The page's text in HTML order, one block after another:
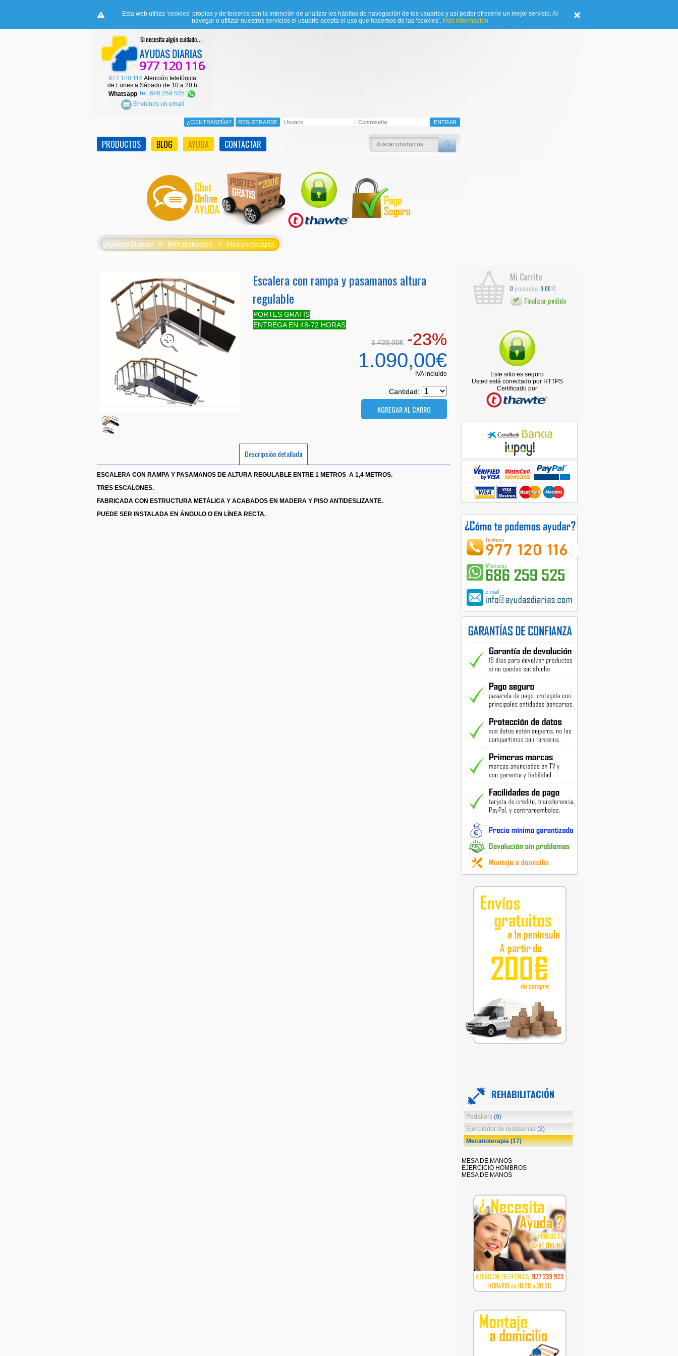
Esta web utiliza ‘cookies’ propias y de terceros con la intención de analizar los hábitos de navegación de los usuarios y así poder ofrecerle un mejor servicio. Al
navegar o utilizar nuestros servicios el usuario acepta el uso que hacemos de las ‘cookies’. Más información
977 120 116 Atención telefónica
de Lunes a Sábado de 10 a 20 h
Whatsapp Tel. 686 259 525
Envíenos un email
PRODUCTOS BLOG AYUDA CONTACTAR
Ayudas Diarias > Rehabilitación > Mecanoterapia
Escalera con rampa y pasamanos altura
regulable
PORTES GRATIS
ENTREGA EN 48-72 HORAS
1.420,00€ -23%
1.090,00€
IVA incluido
Cantidad:
Descripción detallada
ESCALERA CON RAMPA Y PASAMANOS DE ALTURA REGULABLE ENTRE 1 METROS A 1,4 METROS.
TRES ESCALONES.
FABRICADA CON ESTRUCTURA METÁLICA Y ACABADOS EN MADERA Y PISO ANTIDESLIZANTE.
PUEDE SER INSTALADA EN ÁNGULO O EN LÍNEA RECTA.
Mi Carrito
0 productos 0,00 €
Finalizar pedido
Este sitio es seguro
Usted está conectado por HTTPS
Certificado por
REHABILITACIÓN
Pedaliers(9)
Ejercitador de resistencia(2)
Mecanoterapia(17)
MESA DE MANOS
EJERCICIO HOMBROS
MESA DE MANOS